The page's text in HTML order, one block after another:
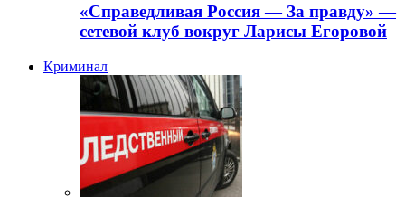
«Справедливая Россия — За правду» —
сетевой клуб вокруг Ларисы Егоровой
Криминал